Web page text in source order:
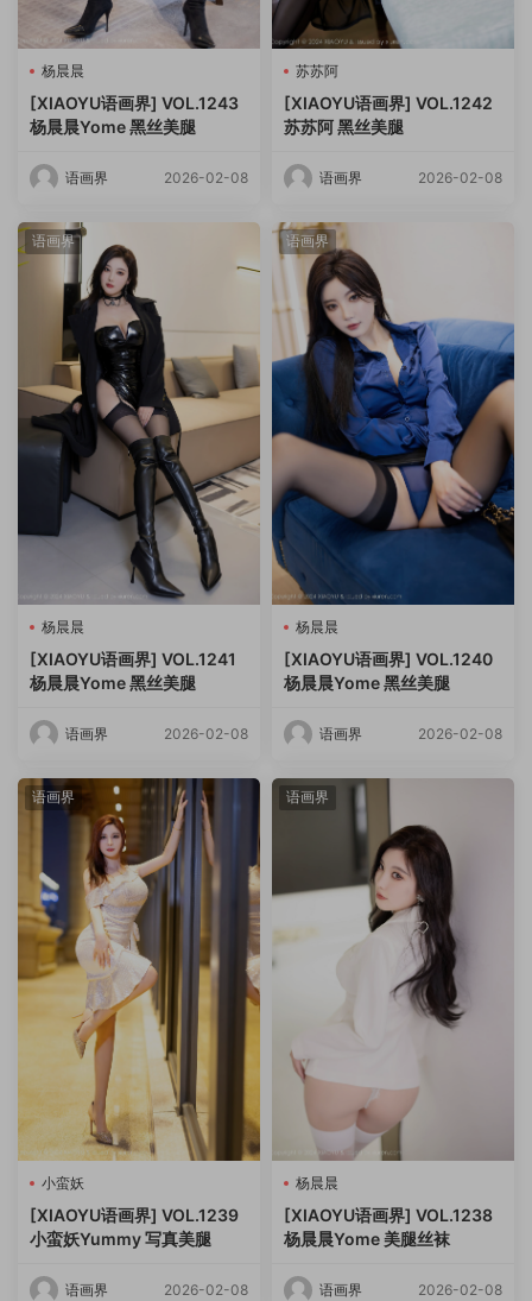
杨晨晨
[XIAOYU语画界] VOL.1243
杨晨晨Yome 黑丝美腿
语画界 2026-02-08
苏苏阿
[XIAOYU语画界] VOL.1242
苏苏阿 黑丝美腿
语画界 2026-02-08
语画界
杨晨晨
[XIAOYU语画界] VOL.1241
杨晨晨Yome 黑丝美腿
语画界 2026-02-08
语画界
杨晨晨
[XIAOYU语画界] VOL.1240
杨晨晨Yome 黑丝美腿
语画界 2026-02-08
语画界
小蛮妖
[XIAOYU语画界] VOL.1239
小蛮妖Yummy 写真美腿
语画界 2026-02-08
语画界
杨晨晨
[XIAOYU语画界] VOL.1238
杨晨晨Yome 美腿丝袜
语画界 2026-02-08